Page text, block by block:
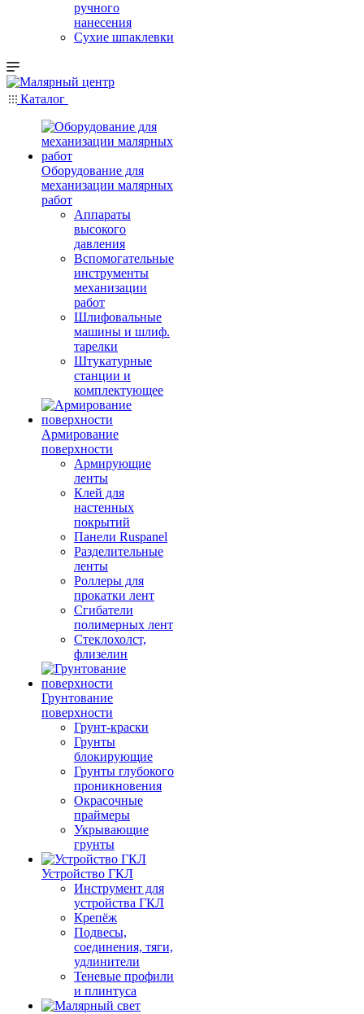
ручного
нанесения
Сухие шпаклевки
Каталог
Оборудование для
механизации малярных
работ
Аппараты
высокого
давления
Вспомогательные
инструменты
механизации
работ
Шлифовальные
машины и шлиф.
тарелки
Штукатурные
станции и
комплектующее
Армирование
поверхности
Армирующие
ленты
Клей для
настенных
покрытий
Панели Ruspanel
Разделительные
ленты
Роллеры для
прокатки лент
Сгибатели
полимерных лент
Стеклохолст,
флизелин
Грунтование
поверхности
Грунт-краски
Грунты
блокирующие
Грунты глубокого
проникновения
Окрасочные
праймеры
Укрывающие
грунты
Устройство ГКЛ
Инструмент для
устройства ГКЛ
Крепёж
Подвесы,
соединения, тяги,
удлинители
Теневые профили
и плинтуса